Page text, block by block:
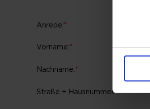
Anrede:*
Vorname:*
Nachname:*
Straße + Hausnummer:*